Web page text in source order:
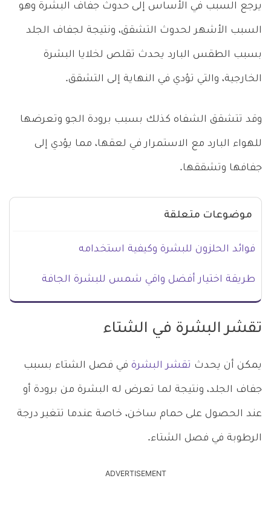
يرجع السبب في الأساس إلى حدوث جفاف البشرة وهو
السبب الأشهر لحدوث التشقق، ونتيجة لجفاف الجلد
بسبب الطقس البارد يحدث تقلص لخلايا البشرة
الخارجية، والتي تؤدي في النهاية إلى التشقق.
وقد تتشقق الشفاه كذلك بسبب برودة الجو وتعرضها
للهواء البارد مع الاستمرار في لعقها، مما يؤدي إلى
جفافها وتشققها.
موضوعات متعلقة
فوائد الحلزون للبشرة وكيفية استخدامه
طريقة اختيار أفضل واقي شمس للبشرة الجافة
تقشر البشرة في الشتاء
يمكن أن يحدث تقشر البشرة في فصل الشتاء بسبب
جفاف الجلد، ونتيجة لما تعرض له البشرة من برودة أو
عند الحصول على حمام ساخن، خاصة عندما تتغير درجة
الرطوبة في فصل الشتاء.
ADVERTISEMENT